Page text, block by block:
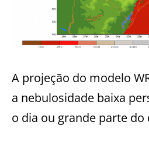
A projeção do modelo
a nebulosidade baixa
o dia ou grande parte do